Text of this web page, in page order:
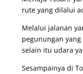
rute yang dilalui
Melalui jalanan
pegunungan
selain itu udara
Sesampainya di